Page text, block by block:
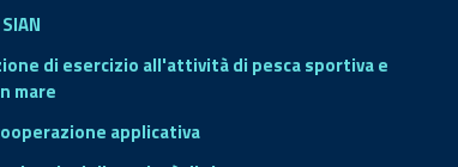
di esercizio all'attività di pesca sportiva e
mare
applicativa